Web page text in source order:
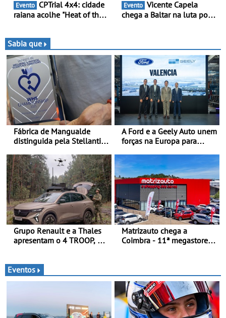
Evento
raiana acolhe "Heat of the
Evento
chega a Baltar na luta por
com ambição renovada de
regressar ao pódio
Sabia que
Fábrica de Mangualde
distinguida pela Stellantis
estar - Distinção reconhece
dois projetos locais com
impacto direto no bem-
estar dos colaboradores
A Ford e a Geely Auto unem
forças na Europa para
geração em Espanha
Grupo Renault e a Thales
apresentam o 4 TROOP, um
forças terrestres
Matrizauto chega a
Coimbra - 11ª megastore
Eventos